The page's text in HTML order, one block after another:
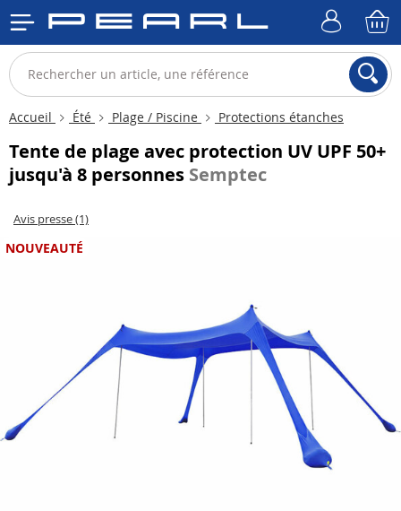
Accueil Été Plage / Piscine Protections étanches
Tente de plage avec protection UV UPF 50+
jusqu'à 8 personnes Semptec
Avis presse (1)
NOUVEAUTÉ